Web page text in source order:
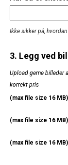
Ikke sikker på,
3. Legg ved
Upload gerne billeder
korrekt pris
(max file size 16 MB)
(max file size 16 MB)
(max file size 16 MB)